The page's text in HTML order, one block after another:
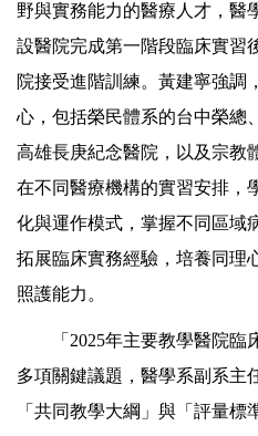
野與實務能力的醫療人才，醫
設醫院完成第一階段臨床實習
院接受進階訓練。黃建寧強調
心，包括榮民體系的台中榮總
高雄長庚紀念醫院，以及宗教
在不同醫療機構的實習安排，
化與運作模式，掌握不同區域
拓展臨床實務經驗，培養同理
照護能力。
「2025年主要教學醫院
多項關鍵議題，醫學系副系主
「共同教學大綱」與「評量